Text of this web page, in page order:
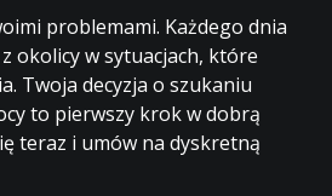
problemami. Każdego dnia
okolicy w sytuacjach, które
Twoja decyzja o szukaniu
to pierwszy krok w dobrą
teraz i umów na dyskretną